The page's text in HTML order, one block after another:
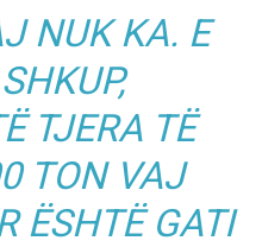
NUK KA. E
TJERA TË
TON VAJ
ËSHTË GATI